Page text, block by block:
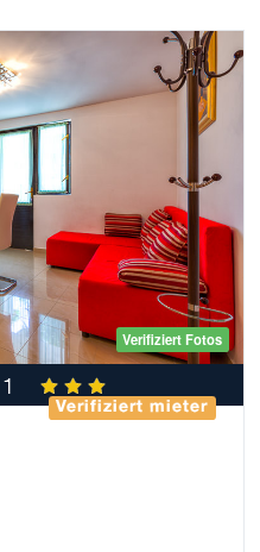
Verifiziert Fotos
Verifiziert mieter